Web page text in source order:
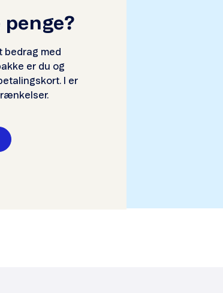
bedrag med
er du og
I er